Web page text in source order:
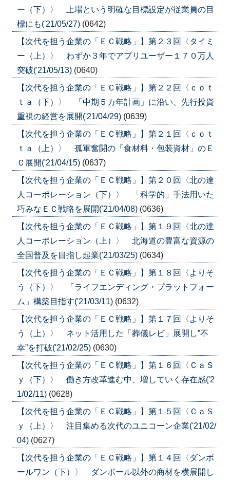
ー（下）〉 上場という明確な目標設定が従業員の目
標にも('21/05/27) (0642)
【次代を担う企業の「ＥＣ戦略」】第２３回〈タイミ
ー（上）〉 わずか３年でアプリユーザー１７０万人
突破('21/05/13) (0640)
【次代を担う企業の「ＥＣ戦略」】第２２回〈ｃｏｔ
ｔａ（下）〉 「中期５カ年計画」に沿い、先行投資
重視の経営を展開('21/04/29) (0639)
【次代を担う企業の「ＥＣ戦略」】第２１回〈ｃｏｔ
ｔａ（上）〉 孤軍奮闘の「食材料・包装資材」のＥ
Ｃ展開('21/04/15) (0637)
【次代を担う企業の「ＥＣ戦略」】第２０回〈北の達
人コーポレーション（下）〉 「科学的」手法用いた
巧みなＥＣ戦略を展開('21/04/08) (0636)
【次代を担う企業の「ＥＣ戦略」】第１９回〈北の達
人コーポレーション（上）〉 北海道の豊富な資源の
全国普及を目指し起業('21/03/25) (0634)
【次代を担う企業の「ＥＣ戦略」】第１８回〈よりそ
う（下）〉 「ライフエンディング・プラットフォー
ム」構築目指す('21/03/11) (0632)
【次代を担う企業の「ＥＣ戦略」】第１７回〈よりそ
う（上）〉 ネット活用した「葬儀レビ」展開し”不
幸”を打破('21/02/25) (0630)
【次代を担う企業の「ＥＣ戦略」】第１６回〈ＣａＳ
ｙ（下）〉 働き方改革進む中、増していく存在感('2
1/02/11) (0628)
【次代を担う企業の「ＥＣ戦略」】第１５回〈ＣａＳ
ｙ（上）〉 注目集める次代のユニコーン企業('21/02/
04) (0627)
【次代を担う企業の「ＥＣ戦略」】第１４回〈ダンボ
ールワン（下）〉 ダンボール以外の商材を横展開し